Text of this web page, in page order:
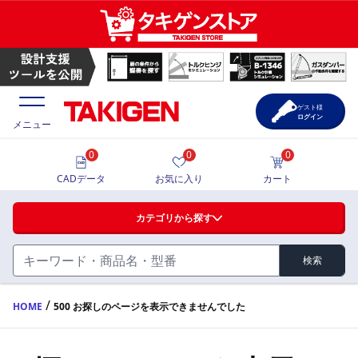
ハンドル・取手・つまみ・周辺機器
FA・A
蝶番・ステー・周辺機器
価格一覧
製品カタログ
メニュー
カテゴリから探す
検索
0
CADデータ
0
お気に入り
0
カート
ゲスト様
ログイン
HOME / 500 お探しのページを表示できませんでした